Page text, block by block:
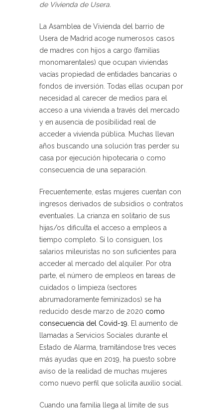
de Vivienda de Usera.
La Asamblea de Vivienda del barrio de
Usera de Madrid acoge numerosos casos
de madres con hijos a cargo (familias
monomarentales) que ocupan viviendas
vacías propiedad de entidades bancarias o
fondos de inversión. Todas ellas ocupan por
necesidad al carecer de medios para el
acceso a una vivienda a través del mercado
y en ausencia de posibilidad real de
acceder a vivienda pública. Muchas llevan
años buscando una solución tras perder su
casa por ejecución hipotecaria o como
consecuencia de una separación.
Frecuentemente, estas mujeres cuentan con
ingresos derivados de subsidios o contratos
eventuales. La crianza en solitario de sus
hijas/os dificulta el acceso a empleos a
tiempo completo. Si lo consiguen, los
salarios mileuristas no son suficientes para
acceder al mercado del alquiler. Por otra
parte, el número de empleos en tareas de
cuidados o limpieza (sectores
abrumadoramente feminizados) se ha
reducido desde marzo de 2020 como
consecuencia del Covid-19. El aumento de
llamadas a Servicios Sociales durante el
Estado de Alarma, tramitándose tres veces
más ayudas que en 2019, ha puesto sobre
aviso de la realidad de muchas mujeres
como nuevo perfil que solicita auxilio social.
Cuando una familia llega al límite de sus